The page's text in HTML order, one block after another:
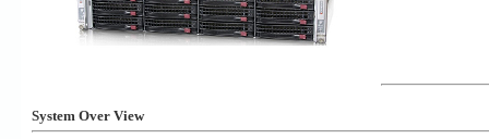
System Over View